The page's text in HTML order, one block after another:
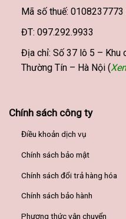
Mã số thuế: 0108237773
ĐT: 097.292.9933
Địa chỉ: Số 37 lô 5 – Khu
Thường Tín – Hà Nội (
Chính sách công ty
Điều khoản dịch vụ
Chính sách bảo mật
Chính sách đổi trả hàng hóa
Chính sách bảo hành
Phương thức vận chuyển